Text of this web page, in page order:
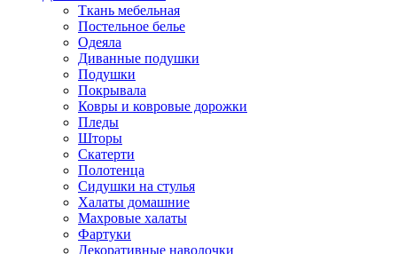
Ткань мебельная
Постельное белье
Одеяла
Диванные подушки
Подушки
Покрывала
Ковры и ковровые дорожки
Пледы
Шторы
Скатерти
Полотенца
Сидушки на стулья
Халаты домашние
Махровые халаты
Фартуки
Декоративные наволочки